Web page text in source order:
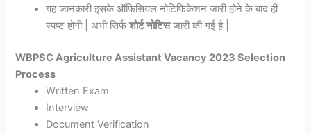
यह जानकारी इसके ऑफिसियल नोटिफिकेशन जारी होने के बाद हीं
स्पष्ट होगी | अभी सिर्फशोर्ट नोटिसजारी की गई है |
WBPSC Agriculture Assistant Vacancy 2023 Selection
Process
Written Exam
Interview
Document Verification